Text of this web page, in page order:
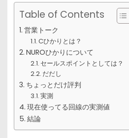
Table of Contents
営業トーク
Cひかりとは？
NUROひかりについて
セールスポイントとしては？
だだし
ちょっとだけ評判
実測
現在使ってる回線の実測値
結論